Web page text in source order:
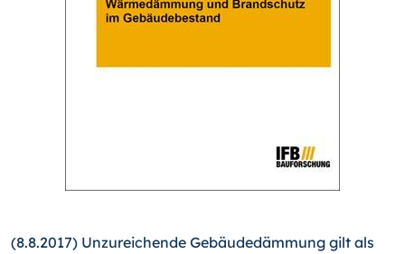
(8.8.2017) Unzureichende Gebäudedämmung gilt als